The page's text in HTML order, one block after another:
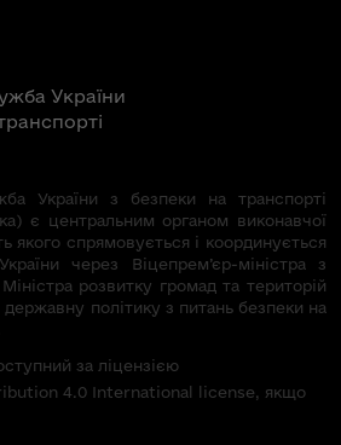
України
України з безпеки на транспорті
є центральним органом виконавчої
якого спрямовується і координується
через Віцепрем’єр-міністра з
розвитку громад та територій
державну політику з питань безпеки на
за ліцензією
4.0 International license, якщо